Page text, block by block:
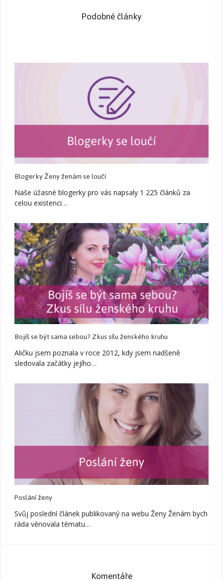
Podobné články
Blogerky Ženy ženám se loučí
Naše úžasné blogerky pro vás napsaly 1 225 článků za
celou existenci…
Bojíš se být sama sebou? Zkus sílu ženského kruhu
Aličku jsem poznala v roce 2012, kdy jsem nadšeně
sledovala začátky jejího…
Poslání ženy
Svůj poslední článek publikovaný na webu Ženy Ženám bych
ráda věnovala tématu…
Komentáře